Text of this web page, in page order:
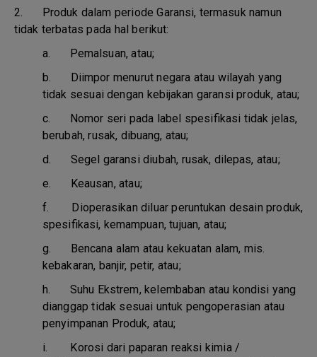
2. Produk dalam periode Garansi, termasuk namun
tidak terbatas pada hal berikut:
a. Pemalsuan, atau;
b. Diimpor menurut negara atau wilayah yang
tidak sesuai dengan kebijakan garansi produk, atau;
c. Nomor seri pada label spesifikasi tidak jelas,
berubah, rusak, dibuang, atau;
d. Segel garansi diubah, rusak, dilepas, atau;
e. Keausan, atau;
f. Dioperasikan diluar peruntukan desain produk,
spesifikasi, kemampuan, tujuan, atau;
g. Bencana alam atau kekuatan alam, mis.
kebakaran, banjir, petir, atau;
h. Suhu Ekstrem, kelembaban atau kondisi yang
dianggap tidak sesuai untuk pengoperasian atau
penyimpanan Produk, atau;
i. Korosi dari paparan reaksi kimia /